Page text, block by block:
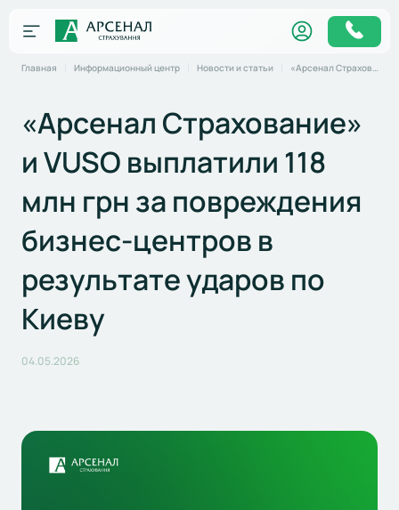
Главная Информационный центр Новости и статьи «Арсенал Страхование» и VUSO выплатили 118 млн грн за повреждения бизнес-центров в результате ударов по Киеву
«Арсенал Страхование»
и VUSO выплатили 118
млн грн за повреждения
бизнес-центров в
результате ударов по
Киеву
04.05.2026